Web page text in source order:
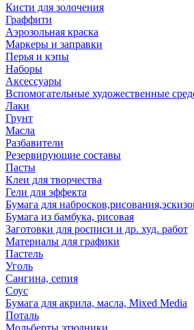
Кисти для золочения
Граффити
Аэрозольная краска
Маркеры и заправки
Перья и кэпы
Наборы
Аксессуары
Вспомогательные художественные
Лаки
Грунт
Масла
Разбавители
Резервирующие составы
Пасты
Клеи для творчества
Гели для эффекта
Бумага для
Бумага из бамбука, рисовая
Заготовки для росписи и др. худ. работ
Материалы для графики
Пастель
Уголь
Сангина, сепия
Соус
Бумага для акрила, масла, Mixed Media
Поталь
Мольберты,этюдники